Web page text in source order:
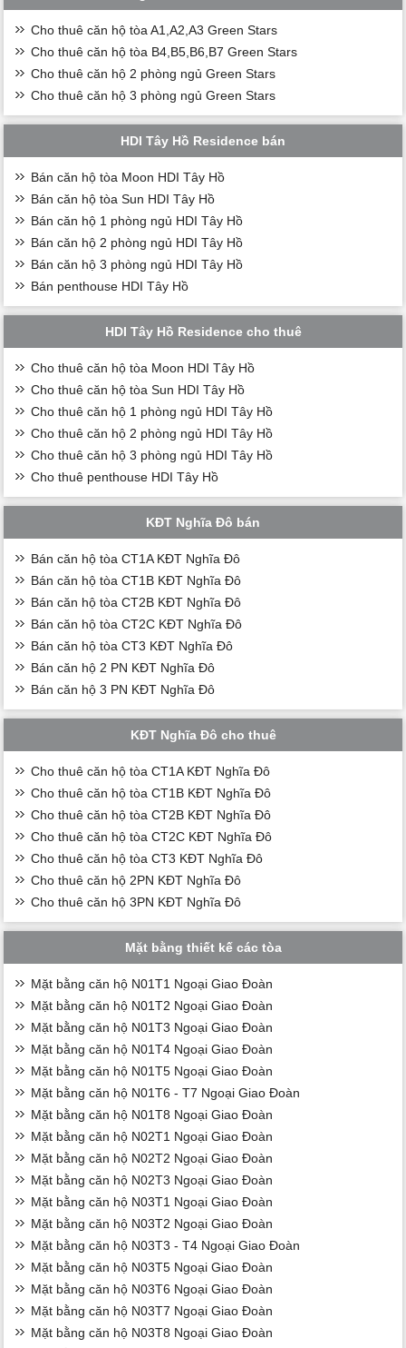
Cho thuê căn hộ tòa A1,A2,A3 Green Stars
Cho thuê căn hộ tòa B4,B5,B6,B7 Green Stars
Cho thuê căn hộ 2 phòng ngủ Green Stars
Cho thuê căn hộ 3 phòng ngủ Green Stars
HDI Tây Hồ Residence bán
Bán căn hộ tòa Moon HDI Tây Hồ
Bán căn hộ tòa Sun HDI Tây Hồ
Bán căn hộ 1 phòng ngủ HDI Tây Hồ
Bán căn hộ 2 phòng ngủ HDI Tây Hồ
Bán căn hộ 3 phòng ngủ HDI Tây Hồ
Bán penthouse HDI Tây Hồ
HDI Tây Hồ Residence cho thuê
Cho thuê căn hộ tòa Moon HDI Tây Hồ
Cho thuê căn hộ tòa Sun HDI Tây Hồ
Cho thuê căn hộ 1 phòng ngủ HDI Tây Hồ
Cho thuê căn hộ 2 phòng ngủ HDI Tây Hồ
Cho thuê căn hộ 3 phòng ngủ HDI Tây Hồ
Cho thuê penthouse HDI Tây Hồ
KĐT Nghĩa Đô bán
Bán căn hộ tòa CT1A KĐT Nghĩa Đô
Bán căn hộ tòa CT1B KĐT Nghĩa Đô
Bán căn hộ tòa CT2B KĐT Nghĩa Đô
Bán căn hộ tòa CT2C KĐT Nghĩa Đô
Bán căn hộ tòa CT3 KĐT Nghĩa Đô
Bán căn hộ 2 PN KĐT Nghĩa Đô
Bán căn hộ 3 PN KĐT Nghĩa Đô
KĐT Nghĩa Đô cho thuê
Cho thuê căn hộ tòa CT1A KĐT Nghĩa Đô
Cho thuê căn hộ tòa CT1B KĐT Nghĩa Đô
Cho thuê căn hộ tòa CT2B KĐT Nghĩa Đô
Cho thuê căn hộ tòa CT2C KĐT Nghĩa Đô
Cho thuê căn hộ tòa CT3 KĐT Nghĩa Đô
Cho thuê căn hộ 2PN KĐT Nghĩa Đô
Cho thuê căn hộ 3PN KĐT Nghĩa Đô
Mặt bằng thiết kế các tòa
Mặt bằng căn hộ N01T1 Ngoại Giao Đoàn
Mặt bằng căn hộ N01T2 Ngoại Giao Đoàn
Mặt bằng căn hộ N01T3 Ngoại Giao Đoàn
Mặt bằng căn hộ N01T4 Ngoại Giao Đoàn
Mặt bằng căn hộ N01T5 Ngoại Giao Đoàn
Mặt bằng căn hộ N01T6 - T7 Ngoại Giao Đoàn
Mặt bằng căn hộ N01T8 Ngoại Giao Đoàn
Mặt bằng căn hộ N02T1 Ngoại Giao Đoàn
Mặt bằng căn hộ N02T2 Ngoại Giao Đoàn
Mặt bằng căn hộ N02T3 Ngoại Giao Đoàn
Mặt bằng căn hộ N03T1 Ngoại Giao Đoàn
Mặt bằng căn hộ N03T2 Ngoại Giao Đoàn
Mặt bằng căn hộ N03T3 - T4 Ngoại Giao Đoàn
Mặt bằng căn hộ N03T5 Ngoại Giao Đoàn
Mặt bằng căn hộ N03T6 Ngoại Giao Đoàn
Mặt bằng căn hộ N03T7 Ngoại Giao Đoàn
Mặt bằng căn hộ N03T8 Ngoại Giao Đoàn